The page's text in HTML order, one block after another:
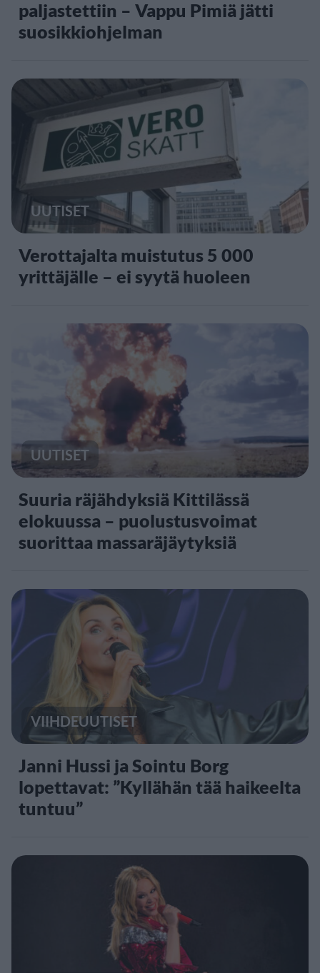
paljastettiin – Vappu Pimiä jätti
suosikkiohjelman
UUTISET
Verottajalta muistutus 5 000
yrittäjälle – ei syytä huoleen
UUTISET
Suuria räjähdyksiä Kittilässä
elokuussa – puolustusvoimat
suorittaa massaräjäytyksiä
VIIHDEUUTISET
Janni Hussi ja Sointu Borg
lopettavat: ”Kyllähän tää haikeelta
tuntuu”